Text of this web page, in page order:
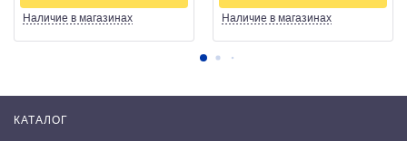
Наличие в магазинах Наличие в магазинах
КАТАЛОГ